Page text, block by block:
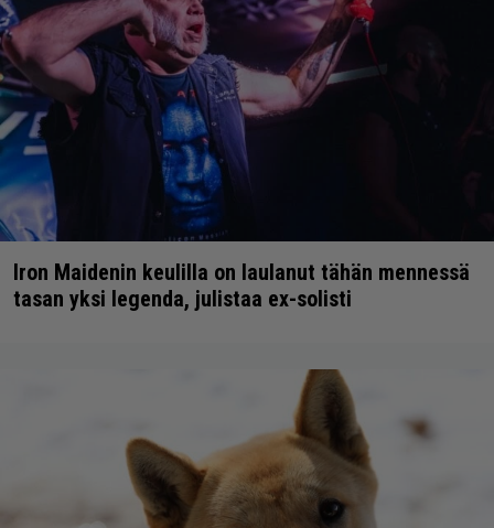
Iron Maidenin keulilla on laulanut tähän mennessä
tasan yksi legenda, julistaa ex-solisti